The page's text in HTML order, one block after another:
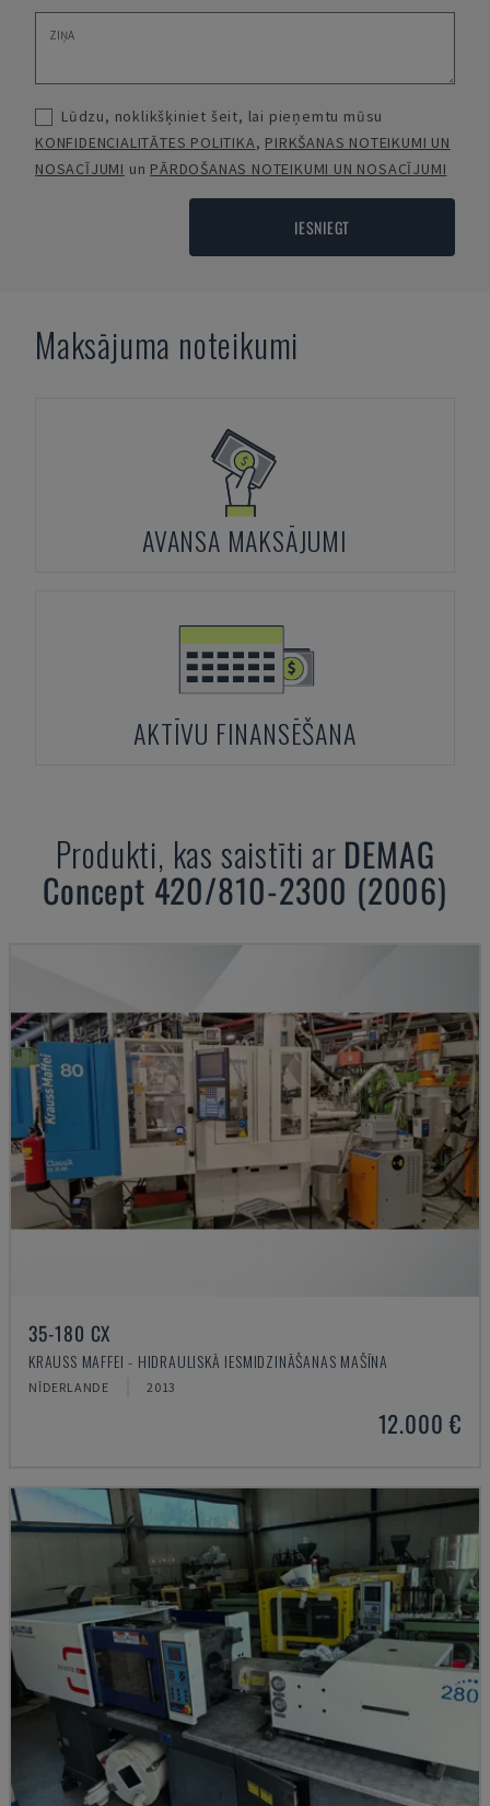
Lūdzu, noklikšķiniet šeit, lai pieņemtu mūsu
KONFIDENCIALITĀTES POLITIKA, PIRKŠANAS NOTEIKUMI UN
NOSACĪJUMI un PĀRDOŠANAS NOTEIKUMI UN NOSACĪJUMI
IESNIEGT
Maksājuma noteikumi
AVANSA MAKSĀJUMI
AKTĪVU FINANSĒŠANA
Produkti, kas saistīti ar DEMAG
Concept 420/810-2300 (2006)
35-180 CX
KRAUSS MAFFEI - HIDRAULISKĀ IESMIDZINĀŠANAS MAŠĪNA
NĪDERLANDE 2013
12.000 €